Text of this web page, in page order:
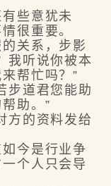
些意犹未
很重要。
关系，步影
我听说你被本
帮忙吗？”
道君您能助
助。”
的资料发给
今是行业争
个人只会导